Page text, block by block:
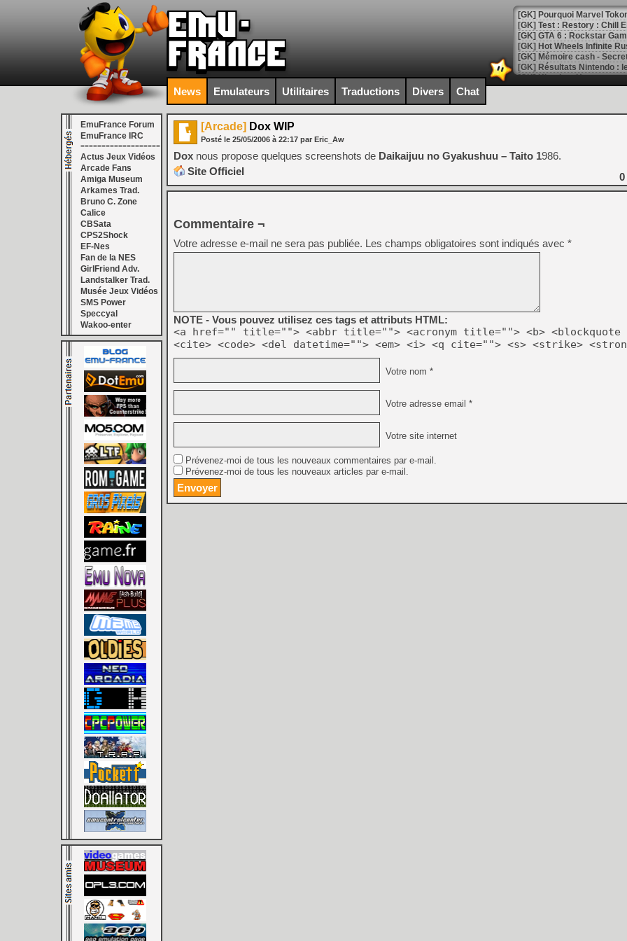
[GK] Pourquoi Marvel
[GK] Test : Restory : Chill
[GK] GTA 6 : Rockstar
[GK] Hot Wheels Infinite
[GK] Mémoire cash -
[GK] Résultats Nintendo :
[GK] Déjà des
[Mo5] Brickboy cherche à
[GK] Minecraft et ses «
[GK] Beast of
[GK] Ubisoft : fin de partie
[GK] Mémoire cash -
[GK] Dan Houser (GTA)
[GK] Comment EA Sports
[GK] Crimson Moon : un
[GK] Isle of Reveries : le
[GK] Moonlighter 2 : The
[GK] Capcom relance
[Mo5] Deux inédits du
[GK] Le beat'em up The
[GK] Endless Legend 2 :
[LS] [PS5] Le WebKit
[GK] Oubliez Crazy Taxi,
[LS] [Switch] NSZ 5.0.0
[GK] No More Room in
[GK] Un chatbot Atelier
[GK] Mémoire cash -
[GK] Nvidia : le prix des
[GK] Suikoden Star Leap
[Mo5] La mini borne
News Emulateurs Utilitaires Traductions Divers Chat
EmuFrance Forum
EmuFrance IRC
===================
Actus Jeux Vidéos
Arcade Fans
Amiga Museum
Arkames Trad.
Bruno C. Zone
Calice
CBSata
CPS2Shock
EF-Nes
Fan de la NES
GirlFriend Adv.
Landstalker Trad.
Musée Jeux Vidéos
SMS Power
Speccyal
Wakoo-enter
[Arcade] Dox WIP
Posté le 25/05/2006 à 22:17 par Eric_Aw
Dox nous propose quelques screenshots de Daikaijuu no Gyakushuu – Taito 1986.
Site Officiel
0
Commentaire ¬
Votre adresse e-mail ne sera pas publiée. Les champs obligatoires sont indiqués avec *
NOTE - Vous pouvez utilisez ces tags et attributs HTML:
<a href="" title=""> <abbr title=""> <acronym title=""> <b> <blockquote
<cite> <code> <del datetime=""> <em> <i> <q cite=""> <s> <strike>
Votre nom *
Votre adresse email *
Votre site internet
Prévenez-moi de tous les nouveaux commentaires par e-mail.
Prévenez-moi de tous les nouveaux articles par e-mail.